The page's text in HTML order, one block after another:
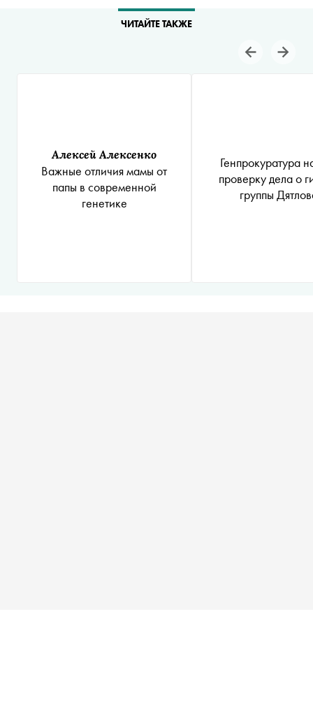
ЧИТАЙТЕ ТАКЖЕ
Алексей Алексенко
Важные отличия мамы от
папы в современной
генетике
Генпрокуратура
проверку дела о
группы